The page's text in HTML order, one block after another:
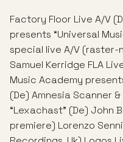
Factory Floor Live A/V
presents “Universal
special live A/V (raster-
Samuel Kerridge FLA
Music Academy
(De) Amnesia Scanner
“Lexachast” (De) John
premiere) Lorenzo